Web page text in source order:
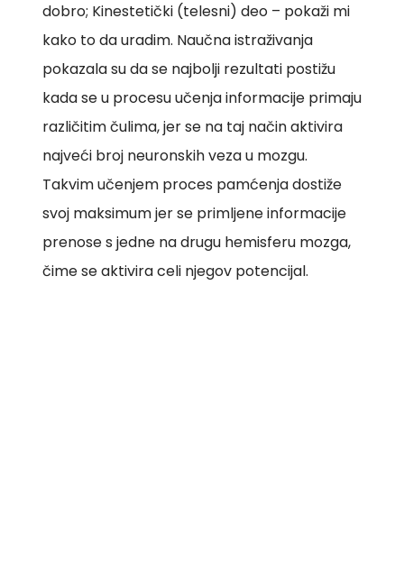
dobro; Kinestetički (telesni) deo – pokaži mi
kako to da uradim. Naučna istraživanja
pokazala su da se najbolji rezultati postižu
kada se u procesu učenja informacije primaju
različitim čulima, jer se na taj način aktivira
najveći broj neuronskih veza u mozgu.
Takvim učenjem proces pamćenja dostiže
svoj maksimum jer se primljene informacije
prenose s jedne na drugu hemisferu mozga,
čime se aktivira celi njegov potencijal.